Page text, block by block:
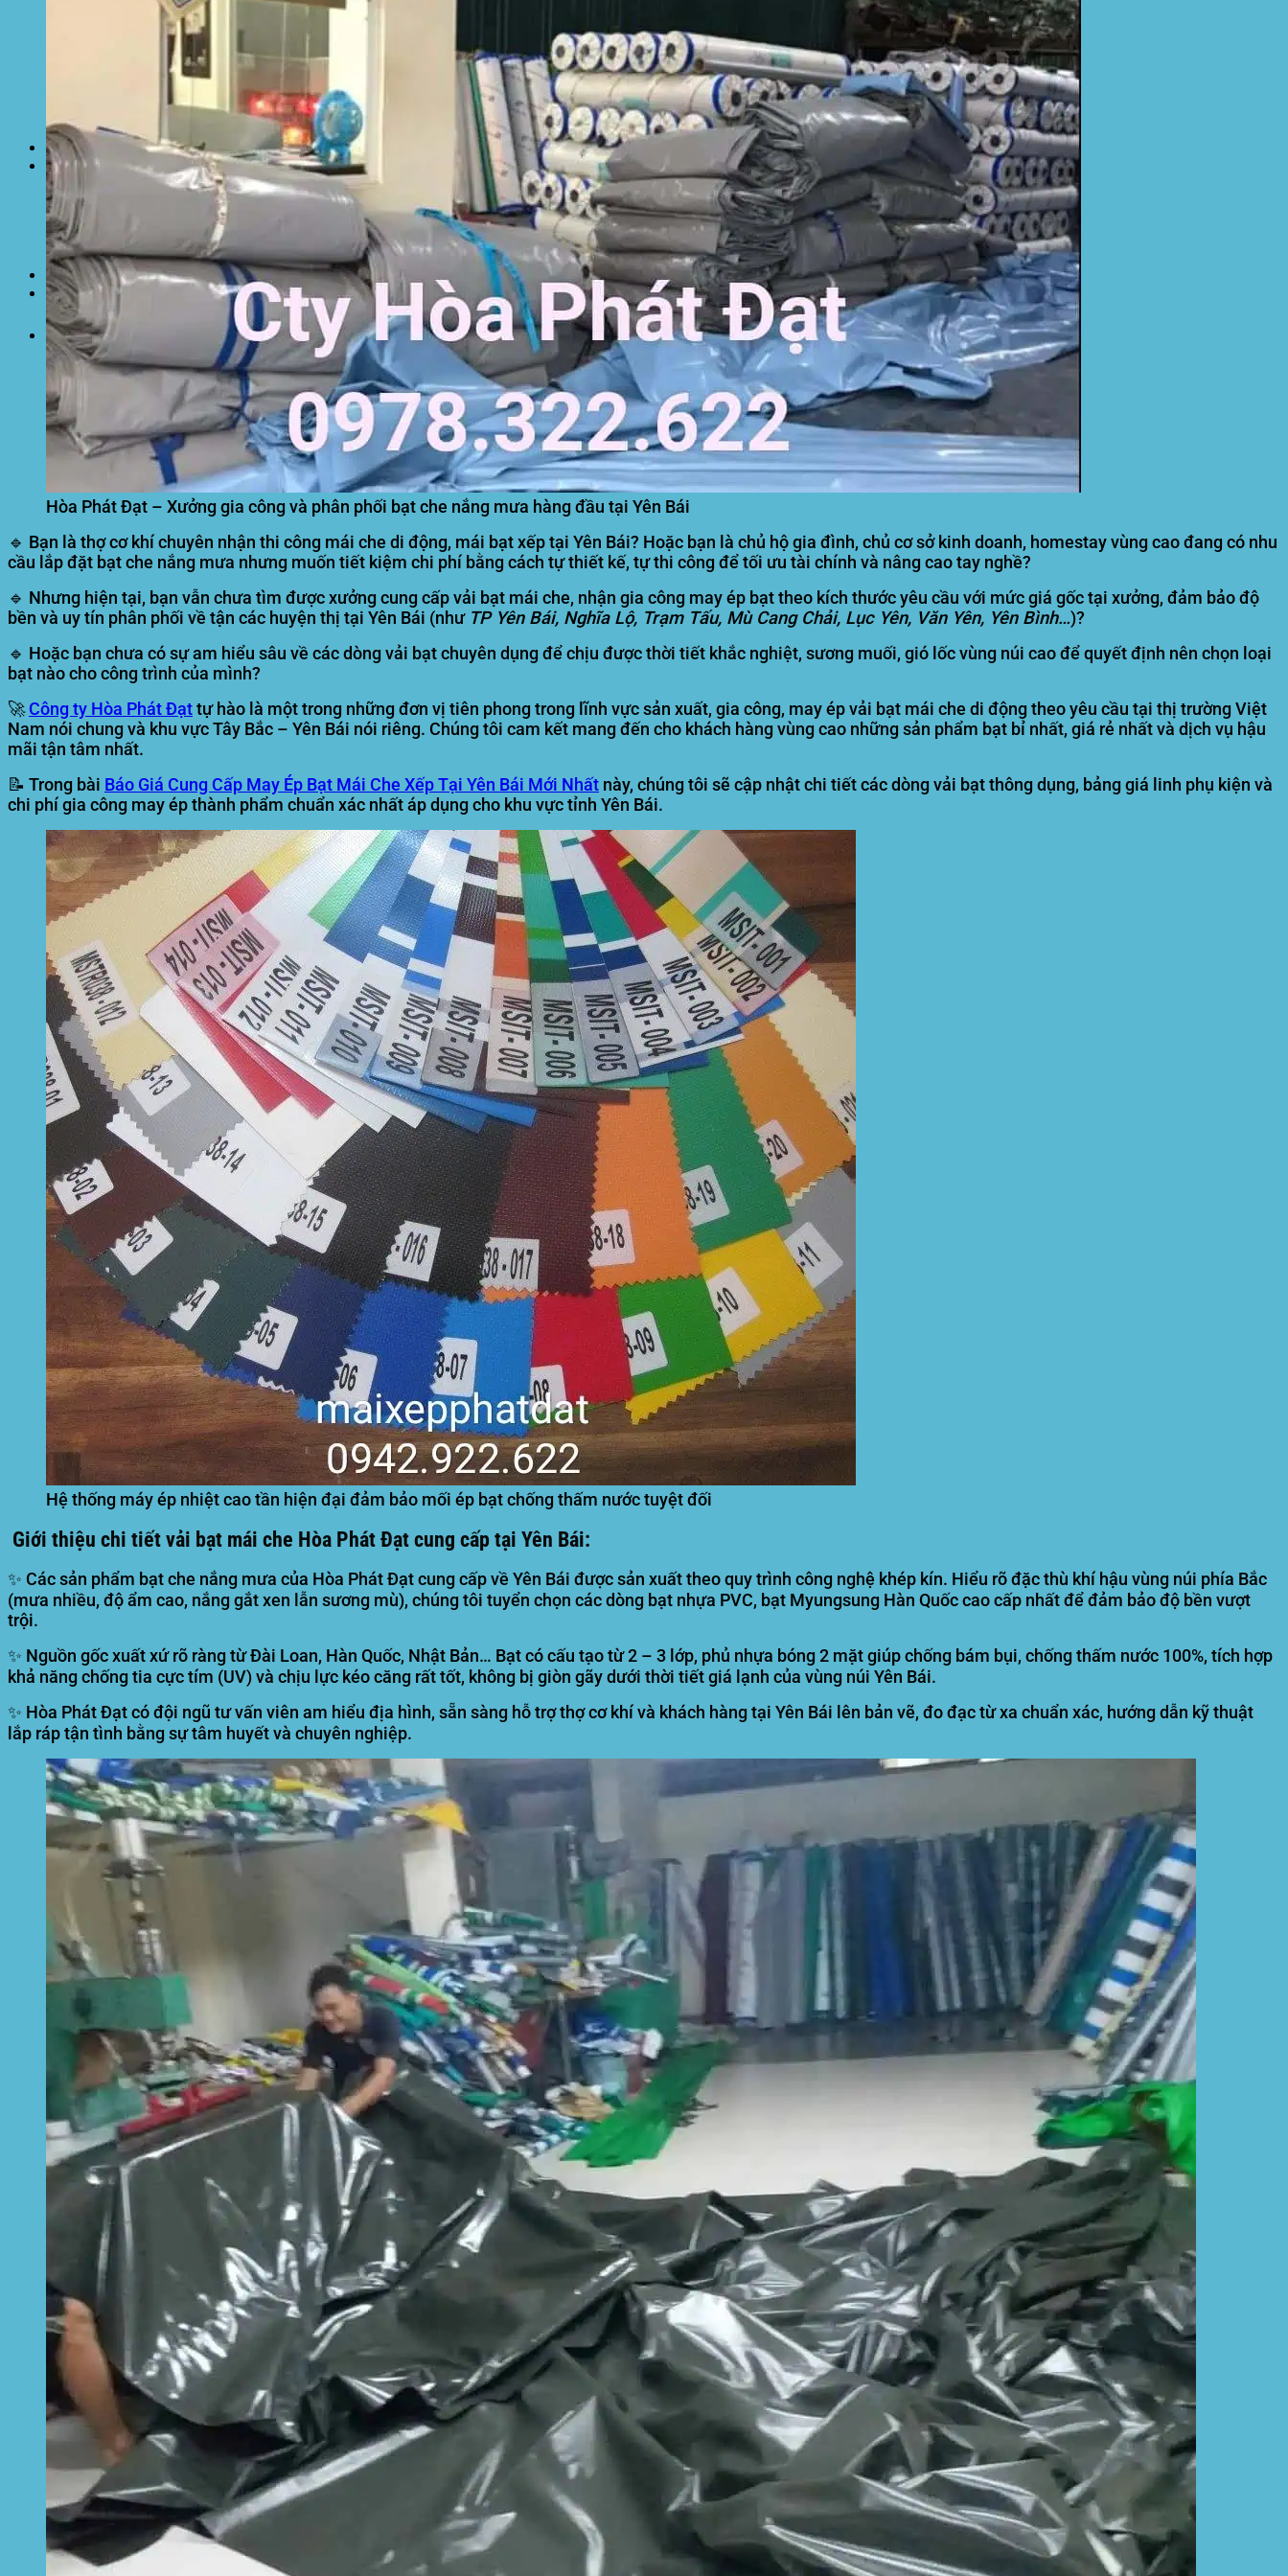
Màng phủ nông nghiệp
Bạt Kéo Quán Cafe
Bạt Kéo Sân Trường
Thi Công Mái Xếp Hà Nội
Thi Công Mái Xếp TPHCM
Thi Công Mái Xếp Bình Dương
Thi Công Mái Xếp Biên Hòa
Tin tức
Hoạt động
May bạt mái che
Thay bạt mái che
Thi công mái tôn
Tuyển Dụng Hòa Phát Đạt
Liên hệ Hòa Phát Đạt
Tìm
kiếm:
Hòa Phát Đạt – Xưởng gia công và phân phối bạt che nắng mưa hàng đầu tại Yên Bái
🔹 Bạn là thợ cơ khí chuyên nhận thi công mái che di động, mái bạt xếp tại Yên Bái? Hoặc bạn là chủ hộ gia đình, chủ cơ sở kinh doanh, homestay vùng cao đang có nhu
cầu lắp đặt bạt che nắng mưa nhưng muốn tiết kiệm chi phí bằng cách tự thiết kế, tự thi công để tối ưu tài chính và nâng cao tay nghề?
🔹 Nhưng hiện tại, bạn vẫn chưa tìm được xưởng cung cấp vải bạt mái che, nhận gia công may ép bạt theo kích thước yêu cầu với mức giá gốc tại xưởng, đảm bảo độ
bền và uy tín phân phối về tận các huyện thị tại Yên Bái (như TP Yên Bái, Nghĩa Lộ, Trạm Tấu, Mù Cang Chải, Lục Yên, Văn Yên, Yên Bình…)?
🔹 Hoặc bạn chưa có sự am hiểu sâu về các dòng vải bạt chuyên dụng để chịu được thời tiết khắc nghiệt, sương muối, gió lốc vùng núi cao để quyết định nên chọn loại
bạt nào cho công trình của mình?
🚀Công ty Hòa Phát Đạttự hào là một trong những đơn vị tiên phong trong lĩnh vực sản xuất, gia công, may ép vải bạt mái che di động theo yêu cầu tại thị trường Việt
Nam nói chung và khu vực Tây Bắc – Yên Bái nói riêng. Chúng tôi cam kết mang đến cho khách hàng vùng cao những sản phẩm bạt bỉ nhất, giá rẻ nhất và dịch vụ hậu
mãi tận tâm nhất.
📝 Trong bài Báo Giá Cung Cấp May Ép Bạt Mái Che Xếp Tại Yên Bái Mới Nhất này, chúng tôi sẽ cập nhật chi tiết các dòng vải bạt thông dụng, bảng giá linh phụ kiện và
chi phí gia công may ép thành phẩm chuẩn xác nhất áp dụng cho khu vực tỉnh Yên Bái.
Hệ thống máy ép nhiệt cao tần hiện đại đảm bảo mối ép bạt chống thấm nước tuyệt đối
Giới thiệu chi tiết vải bạt mái che Hòa Phát Đạt cung cấp tại Yên Bái:
✨ Các sản phẩm bạt che nắng mưa của Hòa Phát Đạt cung cấp về Yên Bái được sản xuất theo quy trình công nghệ khép kín. Hiểu rõ đặc thù khí hậu vùng núi phía Bắc
(mưa nhiều, độ ẩm cao, nắng gắt xen lẫn sương mù), chúng tôi tuyển chọn các dòng bạt nhựa PVC, bạt Myungsung Hàn Quốc cao cấp nhất để đảm bảo độ bền vượt
trội.
✨ Nguồn gốc xuất xứ rõ ràng từ Đài Loan, Hàn Quốc, Nhật Bản… Bạt có cấu tạo từ 2 – 3 lớp, phủ nhựa bóng 2 mặt giúp chống bám bụi, chống thấm nước 100%, tích hợp
khả năng chống tia cực tím (UV) và chịu lực kéo căng rất tốt, không bị giòn gãy dưới thời tiết giá lạnh của vùng núi Yên Bái.
✨ Hòa Phát Đạt có đội ngũ tư vấn viên am hiểu địa hình, sẵn sàng hỗ trợ thợ cơ khí và khách hàng tại Yên Bái lên bản vẽ, đo đạc từ xa chuẩn xác, hướng dẫn kỹ thuật
lắp ráp tận tình bằng sự tâm huyết và chuyên nghiệp.